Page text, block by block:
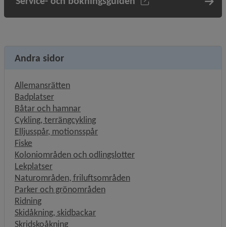
Andra sidor
Allemansrätten
Badplatser
Båtar och hamnar
Cykling, terrängcykling
Elljusspår, motionsspår
Fiske
Koloniområden och odlingslotter
Lekplatser
Naturområden, friluftsområden
Parker och grönområden
Ridning
Skidåkning, skidbackar
Skridskoåkning